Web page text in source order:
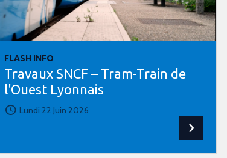
FLASH INFO
Travaux SNCF – Tram-Train de
l'Ouest Lyonnais
Lundi 22 Juin 2026